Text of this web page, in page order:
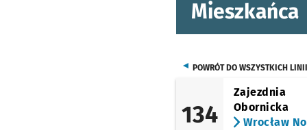
Mieszkańca
POWRÓT DO WSZYSTKICH LINII
134
Zajezdnia
Obornicka
Wrocław